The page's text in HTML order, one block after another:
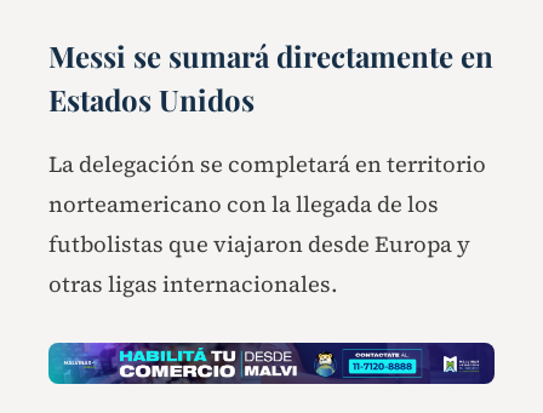
Messi se sumará directamente en
Estados Unidos
La delegación se completará en territorio
norteamericano con la llegada de los
futbolistas que viajaron desde Europa y
otras ligas internacionales.